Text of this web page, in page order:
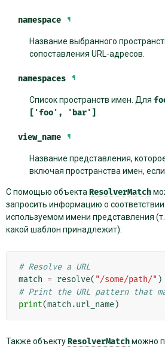
namespace ¶
Название выбранного
сопоставления URL-адресов.
namespaces ¶
Список пространств имен. Для
['foo', 'bar']
view_name ¶
Название представления,
включая пространства имен,
С помощью объекта ResolverMatch
запросить информацию о
используемом имени представления
какой шаблон принадлежит):
# Resolve a URL
match = resolve( "/some/path/" )
# Print the URL pattern that
print(match .url_name)
Также объектуResolverMatchможно